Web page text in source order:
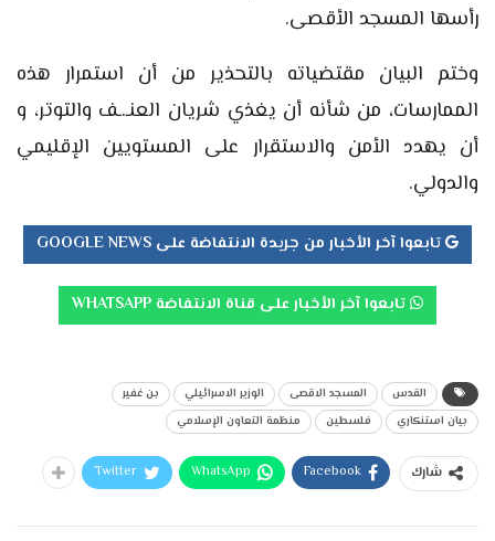
رأسها المسجد الأقصى.
وختم البيان مقتضياته بالتحذير من أن استمرار هذه
الممارسات، من شأنه أن يغذي شريان العنـ.ـف والتوتر، و
أن يهدد الأمن والاستقرار على المستويين الإقليمي
والدولي.
تابعوا آخر الأخبار من جريدة الانتفاضة على GOOGLE NEWS
تابعوا آخر الأخبار على قناة الانتفاضة WHATSAPP
القدس المسجد الاقصى الوزير الاسرائيلي
بن غفير
بيان استنكاري
فلسطين منظمة التعاون الإسلامي
شارك Facebook
WhatsApp
Twitter